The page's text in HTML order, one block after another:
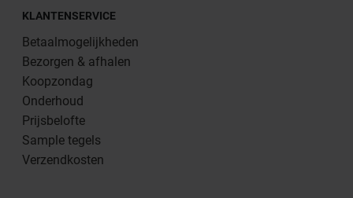
KLANTENSERVICE
Betaalmogelijkheden
Bezorgen & afhalen
Koopzondag
Onderhoud
Prijsbelofte
Sample tegels
Verzendkosten